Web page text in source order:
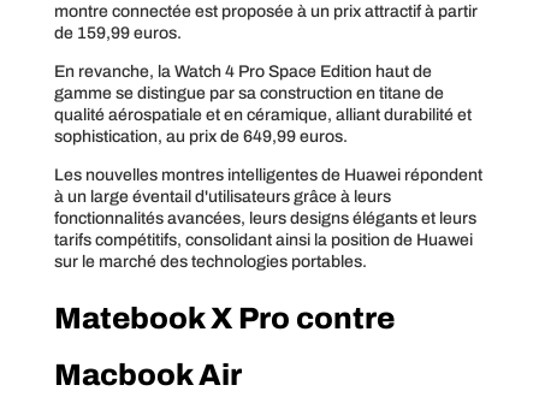
montre connectée est proposée à un prix attractif à partir
de 159,99 euros.
En revanche, la Watch 4 Pro Space Edition haut de
gamme se distingue par sa construction en titane de
qualité aérospatiale et en céramique, alliant durabilité et
sophistication, au prix de 649,99 euros.
Les nouvelles montres intelligentes de Huawei répondent
à un large éventail d'utilisateurs grâce à leurs
fonctionnalités avancées, leurs designs élégants et leurs
tarifs compétitifs, consolidant ainsi la position de Huawei
sur le marché des technologies portables.
Matebook X Pro contre
Macbook Air